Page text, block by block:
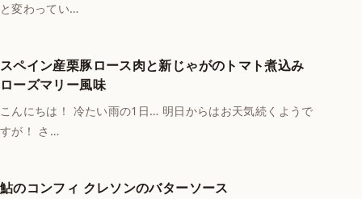
と変わってい…
スペイン産栗豚ロース肉と新じゃがのトマト煮込み
ローズマリー風味
こんにちは！ 冷たい雨の1日… 明日からはお天気続くようで
すが！ さ…
鮎のコンフィ クレソンのバターソース